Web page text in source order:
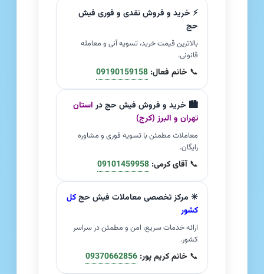
⚡ خرید و فروش نقدی و فوری فیش
حج
بالاترین قیمت خرید، تسویه آنی و معامله
قانونی.
📞 خانم فعال: 09190159158
🏙️ خرید و فروش فیش حج دراستان
تهران و البرز (کرج)
معاملات مطمئن با تسویه فوری و مشاوره
رایگان.
📞آقای کرمی: 09101459958
✳️ مرکز تخصصی معاملات فیش حجکل
کشور
ارائه خدمات سریع، امن و مطمئن در سراسر
کشور.
📞 خانم کریم پور: 09370662856